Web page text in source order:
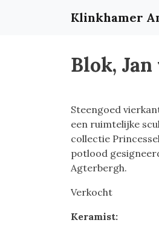
Klinkhamer
Blok,
Steengoed
een ruimtelijke
collectie
potlood
Agterbergh.
Verkocht
Keramist: